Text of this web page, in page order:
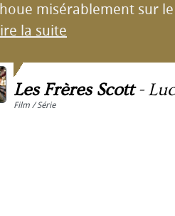
misérablement sur
la suite
Les Frères Scott-
Film / Série